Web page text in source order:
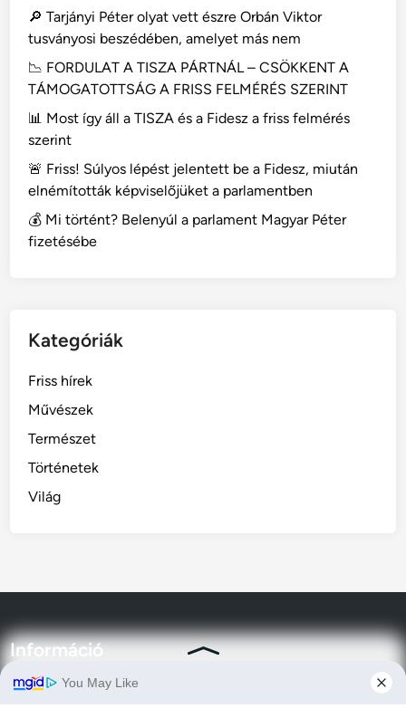
🔎 Tarjányi Péter olyat vett észre Orbán Viktor
tusványosi beszédében, amelyet más nem
📉 FORDULAT A TISZA PÁRTNÁL – CSÖKKENT A
TÁMOGATOTTSÁG A FRISS FELMÉRÉS SZERINT
📊 Most így áll a TISZA és a Fidesz a friss felmérés
szerint
🚨 Friss! Súlyos lépést jelentett be a Fidesz, miután
elnémították képviselőjüket a parlamentben
💰 Mi történt? Belenyúl a parlament Magyar Péter
fizetésébe
Kategóriák
Friss hírek
Művészek
Természet
Történetek
Világ
Információ
Adatvédelmi irányelvek